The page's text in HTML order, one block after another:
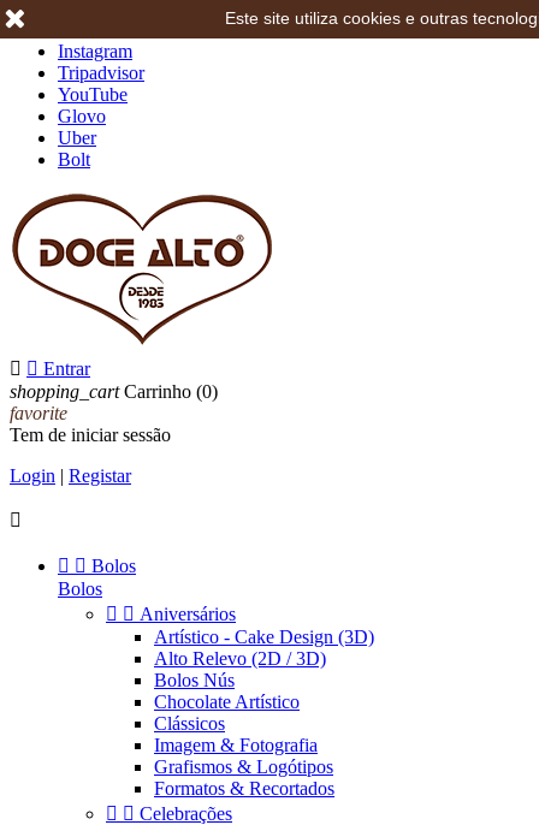
Instagram
Tripadvisor
YouTube
Glovo
Uber
Bolt
  Entrar
shopping_cart Carrinho (0)
favorite
Tem de iniciar sessão
Login | Registar

  Bolos
Bolos
  Aniversários
Artístico - Cake Design (3D)
Alto Relevo (2D / 3D)
Bolos Nús
Chocolate Artístico
Clássicos
Imagem & Fotografia
Grafismos & Logótipos
Formatos & Recortados
  Celebrações
Este site utiliza cookies e outras